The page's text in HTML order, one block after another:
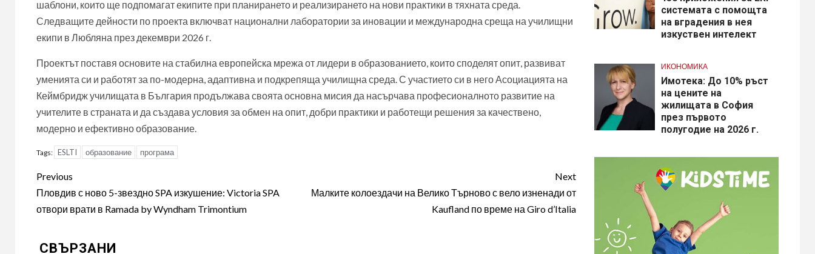
шаблони, които ще подпомагат екипите при планирането и реализирането на нови практики в тяхната среда.
Следващите дейности по проекта включват национални лаборатории за иновации и международна среща на училищни
екипи в Любляна през декември 2026 г.
Проектът поставя основите на стабилна европейска мрежа от лидери в образованието, които споделят опит, развиват
уменията си и работят за по-модерна, адаптивна и подкрепяща училищна среда. С участието си в него Асоциацията на
Кеймбридж училищата в България продължава своята основна мисия да насърчава професионалното развитие на
учителите в страната и да създава условия за обмен на опит, добри практики и работещи решения за качествено,
модерно и ефективно образование.
Tags: ESLTI образование програма
Post
navigation
Previous
Пловдив с ново 5-звездно SPA изкушение: Victoria SPA
отвори врати в Ramada by Wyndham Trimontium
Next
Малките колоездачи на Велико Търново с вело изненади от
Kaufland по време на Giro d’Italia
СВЪРЗАНИ
системата с помощта
на вградения в нея
изкуствен интелект
ИКОНОМИКА
Имотека: До 10% ръст
на цените на
жилищата в София
през първото
полугодие на 2026 г.